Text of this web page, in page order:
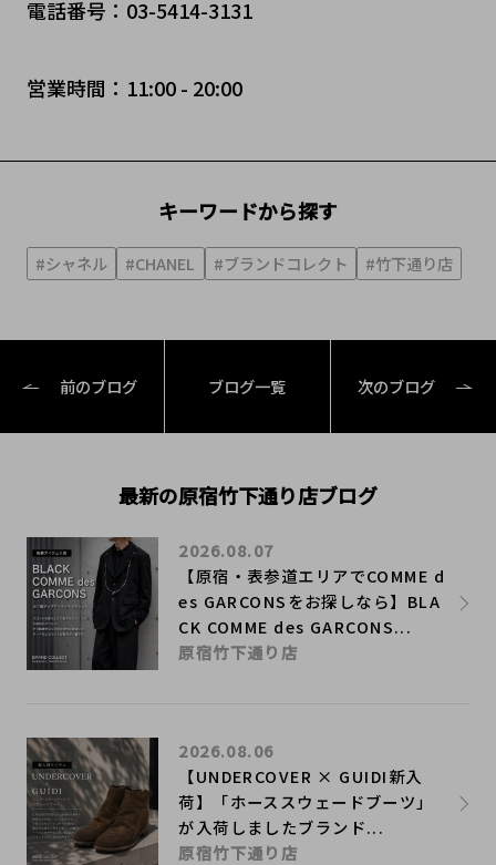
電話番号：03-5414-3131
営業時間：11:00 - 20:00
キーワードから探す
#シャネル #CHANEL #ブランドコレクト #竹下通り店
前のブログ ブログ一覧 次のブログ
最新の原宿竹下通り店ブログ
【原宿・表参道エリアでCOMME d
es GARCONSをお探しなら】BLA
CK COMME des GARCONS...
2026.08.07
原宿竹下通り店
【UNDERCOVER × GUIDI新入
荷】「ホーススウェードブーツ」
が入荷しましたブランド...
2026.08.06
原宿竹下通り店